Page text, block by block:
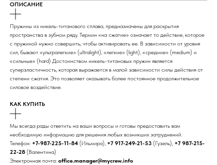
ОПИСАНИЕ
Пружины из никель-титанового сплава, предназначены для раскрытия
пространства в зубном ряду. Термин «на сжатие» означает то действие, которое
с пружиной нужно совершить, чтобы активировать ее. В зависимости от уровня
сил, бывают «ультралегкие» (ultralight), «легкие» (light), «средние» (medium) и
«сильные» (hard) Достоинством никель-титановых пружин является
суперэластичность, которая выражается в малой зависимости силы действия от
степени сжатия. Это позволяет оказывать более постоянное продолжительное
силовое воздействие.
КАК КУПИТЬ
Мы всегда рады ответить на ваши вопросы и готовы предоставить вам
необходимую информацию для решения любых возникших затруднений.
Телефон: +7-987-225-11-84 (Ильмира), +7 917-249-21-53 (Гузель), +7 987-215-
22-28 (Валентина)
Электронная почта: office.manager@mycrew.info